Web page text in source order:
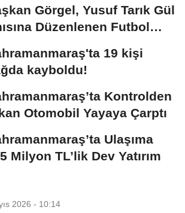
Görgel, Yusuf Tarık Gül
Düzenlenen Futbol
19 kişi
kayboldu!
Kontrolden
Otomobil Yayaya Çarptı
Ulaşıma
Milyon TL’lik Dev Yatırım
2026 - 10:14